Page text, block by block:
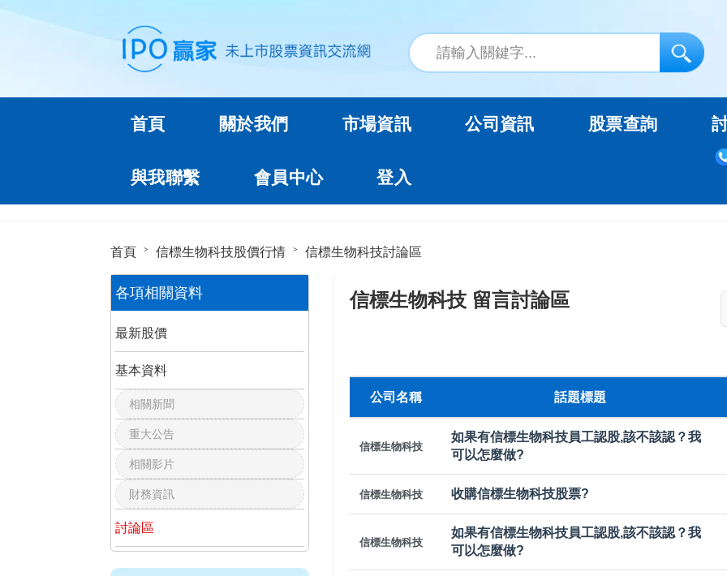
首頁 關於我們 市場資訊 公司資訊 股票查詢
與我聯繫 會員中心 登入
首頁 信標生物科技股價行情 信標生物科技討論區
各項相關資料
最新股價
基本資料
相關新聞
重大公告
相關影片
財務資訊
討論區
信標生物科技 留言討論區
公司名稱 話題標題
信標生物科技
如果有信標生物科技員工認股,該不該認？我
可以怎麼做?
信標生物科技 收購信標生物科技股票?
信標生物科技
如果有信標生物科技員工認股,該不該認？我
可以怎麼做?